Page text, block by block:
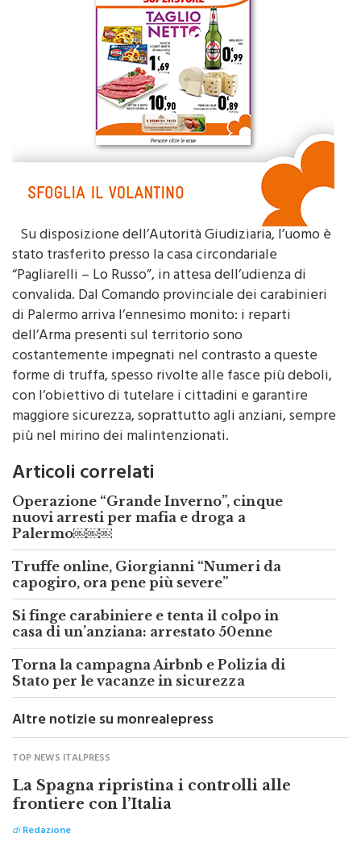
Su disposizione dell’Autorità Giudiziaria, l’uomo è
stato trasferito presso la casa circondariale
“Pagliarelli – Lo Russo”, in attesa dell’udienza di
convalida. Dal Comando provinciale dei carabinieri
di Palermo arriva l’ennesimo monito: i reparti
dell’Arma presenti sul territorio sono
costantemente impegnati nel contrasto a queste
forme di truffa, spesso rivolte alle fasce più deboli,
con l’obiettivo di tutelare i cittadini e garantire
maggiore sicurezza, soprattutto agli anziani, sempre
più nel mirino dei malintenzionati.
Articoli correlati
Operazione “Grande Inverno”, cinque
nuovi arresti per mafia e droga a
Palermo￼￼￼
Truffe online, Giorgianni “Numeri da
capogiro, ora pene più severe”
Si finge carabiniere e tenta il colpo in
casa di un’anziana: arrestato 50enne
Torna la campagna Airbnb e Polizia di
Stato per le vacanze in sicurezza
Altre notizie su monrealepress
TOP NEWS ITALPRESS
La Spagna ripristina i controlli alle
frontiere con l’Italia
diRedazione